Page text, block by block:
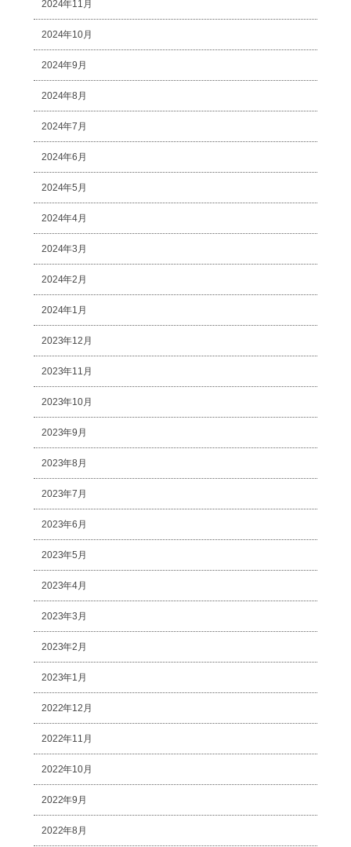
2024年11月
2024年10月
2024年9月
2024年8月
2024年7月
2024年6月
2024年5月
2024年4月
2024年3月
2024年2月
2024年1月
2023年12月
2023年11月
2023年10月
2023年9月
2023年8月
2023年7月
2023年6月
2023年5月
2023年4月
2023年3月
2023年2月
2023年1月
2022年12月
2022年11月
2022年10月
2022年9月
2022年8月